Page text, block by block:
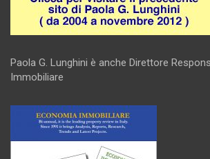
Paola G. Lunghini è anche Direttore
Immobiliare